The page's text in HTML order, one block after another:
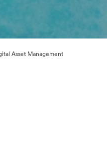
Asset Management